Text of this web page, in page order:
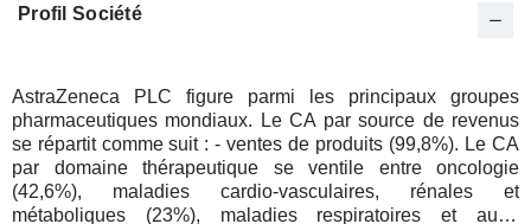
Profil Société
AstraZeneca PLC figure parmi les principaux groupes
pharmaceutiques mondiaux. Le CA par source de revenus
se répartit comme suit : - ventes de produits (99,8%). Le CA
par domaine thérapeutique se ventile entre oncologie
(42,6%), maladies cardio-vasculaires, rénales et
métaboliques (23%), maladies respiratoires et auto-